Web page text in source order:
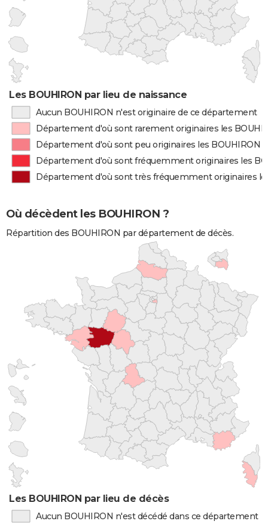
Les BOUHIRON par lieu de naissance
Aucun BOUHIRON n'est originaire de ce département
Département d'où sont rarement originaires les
Département d'où sont peu originaires les BOUHIRON
Département d'où sont fréquemment originaires les
Département d'où sont très fréquemment originaires
Où décèdent les BOUHIRON ?
Répartition des BOUHIRON par département de décès.
Les BOUHIRON par lieu de décès
Aucun BOUHIRON n'est décédé dans ce département